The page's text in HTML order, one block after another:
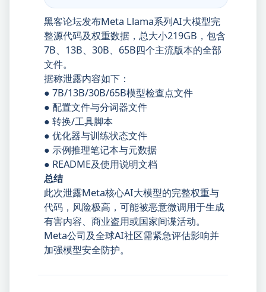
黑客论坛发布Meta Llama系列AI大模型完
整源代码及权重数据，总大小219GB，包含
7B、13B、30B、65B四个主流版本的全部
文件。
据称泄露内容如下：
● 7B/13B/30B/65B模型检查点文件
● 配置文件与分词器文件
● 转换/工具脚本
● 优化器与训练状态文件
● 示例推理笔记本与元数据
● README及使用说明文档
总结
此次泄露Meta核心AI大模型的完整权重与
代码，风险极高，可能被恶意微调用于生成
有害内容、商业盗用或国家间谍活动。
Meta公司及全球AI社区需紧急评估影响并
加强模型安全防护。